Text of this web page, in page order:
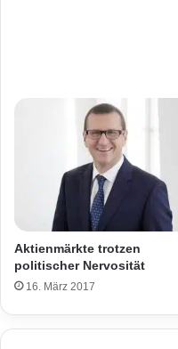
Aktienmärkte trotzen
politischer Nervosität
16. März 2017